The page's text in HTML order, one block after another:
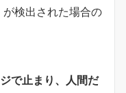
が検出された場合の
で止まり、人間だ